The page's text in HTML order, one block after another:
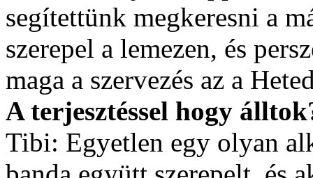
segítettünk megkeresni a
szerepel a lemezen, és
maga a szervezés az a
A terjesztéssel hogy
Tibi: Egyetlen egy olyan